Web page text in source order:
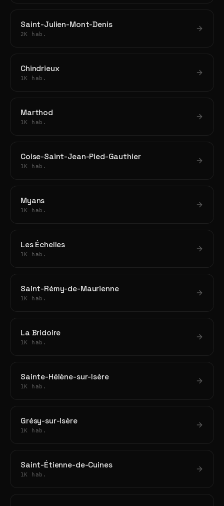
Saint-Julien-Mont-Denis
2K hab.
Chindrieux
1K hab.
Marthod
1K hab.
Coise-Saint-Jean-Pied-Gauthier
1K hab.
Myans
1K hab.
Les Échelles
1K hab.
Saint-Rémy-de-Maurienne
1K hab.
La Bridoire
1K hab.
Sainte-Hélène-sur-Isère
1K hab.
Grésy-sur-Isère
1K hab.
Saint-Étienne-de-Cuines
1K hab.